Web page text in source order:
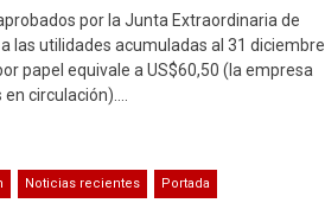
por la Junta Extraordinaria de
las utilidades acumuladas al 31 diciembre
papel equivale a US$60,50 (la empresa
circulación)….
Noticias recientes Portada